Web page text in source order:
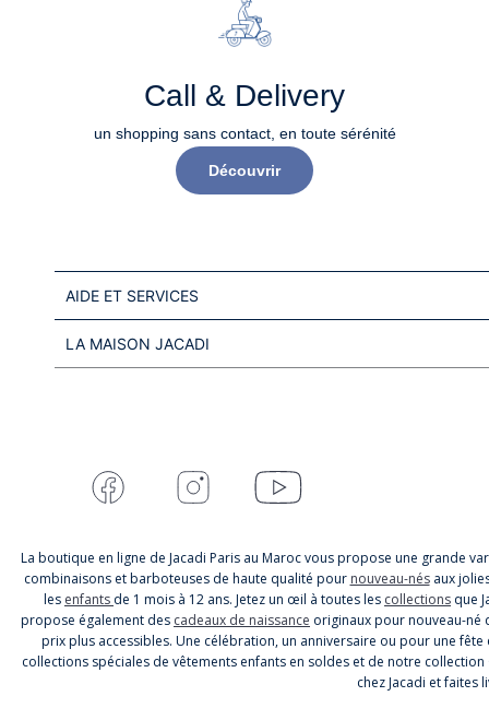
Call & Delivery
un shopping sans contact, en toute sérénité​
Découvrir
AIDE ET SERVICES
LA MAISON JACADI
La boutique en ligne de Jacadi Paris au Maroc vous propose une grande
combinaisons et barboteuses de haute qualité pour nouveau-nésaux
les enfants de 1 mois à 12 ans. Jetez un œil à toutes les collections que
propose également des cadeaux de naissance originaux pour nouveau-né
prix plus accessibles. Une célébration, un anniversaire ou pour une
collections spéciales de vêtements enfants en soldes et de notre
chez Jacadi et